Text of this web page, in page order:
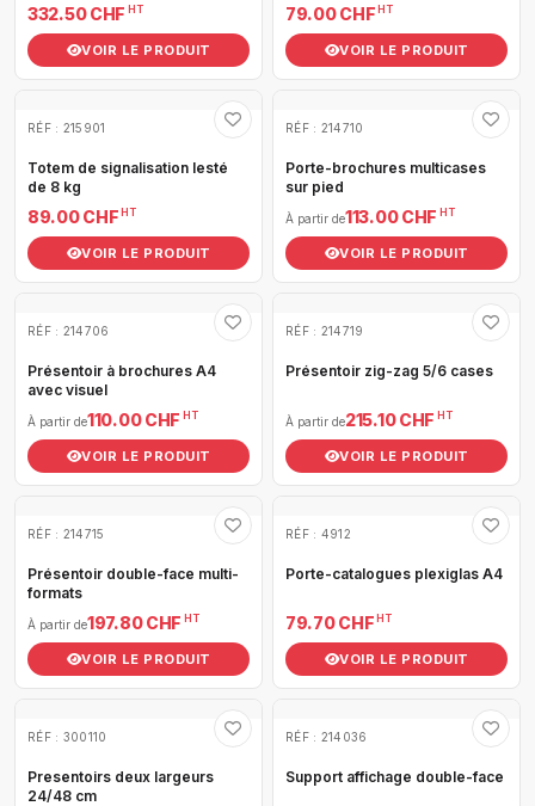
332.50 CHF HT
VOIR LE PRODUIT
79.00 CHF HT
VOIR LE PRODUIT
RÉF : 215901
Totem de signalisation lesté
de 8 kg
89.00 CHF HT
VOIR LE PRODUIT
RÉF : 214710
Porte-brochures multicases
sur pied
À partir de113.00 CHF HT
VOIR LE PRODUIT
RÉF : 214706
Présentoir à brochures A4
avec visuel
À partir de110.00 CHF HT
VOIR LE PRODUIT
RÉF : 214719
Présentoir zig-zag 5/6 cases
À partir de215.10 CHF HT
VOIR LE PRODUIT
RÉF : 214715
Présentoir double-face multi-
formats
À partir de197.80 CHF HT
VOIR LE PRODUIT
RÉF : 4912
Porte-catalogues plexiglas A4
79.70 CHF HT
VOIR LE PRODUIT
RÉF : 300110
Presentoirs deux largeurs
24/48 cm
RÉF : 214036
Support affichage double-face